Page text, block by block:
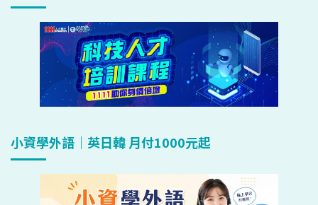
小資學外語｜英日韓 月付1000元起